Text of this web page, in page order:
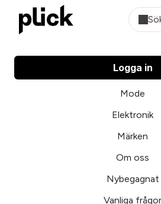
Logga in
Mode
Elektronik
Märken
Om oss
Nybegagnat
Vanliga frågor